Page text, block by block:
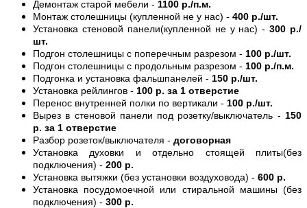
Демонтаж старой мебели - 1100 р./п.м.
Монтаж столешницы (купленной не у нас) - 400 р./шт.
Установка стеновой панели(купленной не у нас) -300 р./
шт.
Подгон столешницы с поперечным разрезом - 100 р./шт.
Подгон столешницы с продольным разрезом - 100 р./п.м.
Подгонка и установка фальшпанелей - 150 р./шт.
Установка рейлингов - 100 р. за 1 отверстие
Перенос внутренней полки по вертикали - 100 р./шт.
Вырез в стеновой панели под розетку/выключатель - 150
р. за 1 отверстие
Разбор розеток/выключателя - договорная
Установка духовки и отдельно стоящей плиты(без
подключения) - 200 р.
Установка вытяжки (без установки воздуховода) - 600 р.
Установка посудомоечной или стиральной машины (без
подключения) - 300 р.